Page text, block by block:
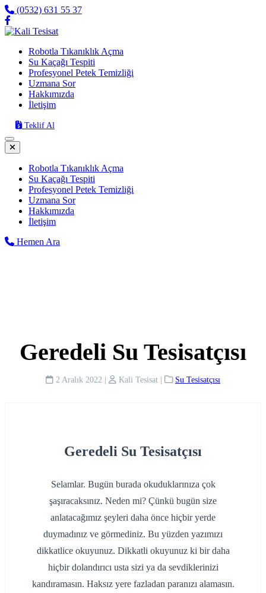
(0532) 631 55 37
Robotla Tıkanıklık Açma
Su Kaçağı Tespiti
Profesyonel Petek Temizliği
Uzmana Sor
Hakkımızda
İletişim
Teklif Al
Robotla Tıkanıklık Açma
Su Kaçağı Tespiti
Profesyonel Petek Temizliği
Uzmana Sor
Hakkımızda
İletişim
Hemen Ara
Geredeli Su Tesisatçısı
2 Aralık 2022 | Kali Tesisat | Su Tesisatçısı
Geredeli Su Tesisatçısı
Selamlar. Bugün burada okuduklarınıza çok
şaşıracaksınız. Neden mi? Çünkü bugün size
anlatacağımız şeyleri daha önce hiçbir yerde
duymadınız ve görmediniz. Bu yüzden yazımızı
dikkatlice okuyunuz. Dikkatli okuyunuz ki bir daha
hiçbir dolandırıcı usta sizi ya da sevdiklerinizi
kandıramasın. Haksız yere fazladan paranızı alamasın.